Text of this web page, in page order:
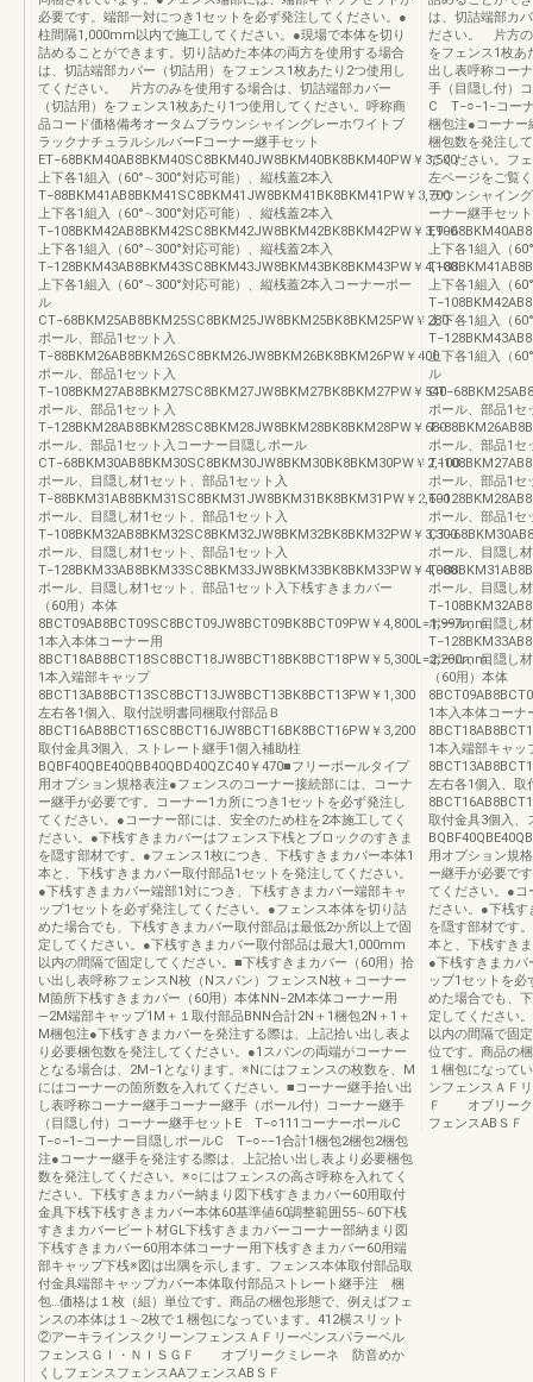
必要です。端部一対につき1セットを必ず発注してください。●
柱間隔1,000mm以内で施工してください。●現場で本体を切り
詰めることができます。切り詰めた本体の両方を使用する場合
は、切詰端部カバー（切詰用）をフェンス1枚あたり2つ使用し
てください。 片方のみを使用する場合は、切詰端部カバー
（切詰用）をフェンス1枚あたり1つ使用してください。呼称商
品コード価格備考オータムブラウンシャイングレーホワイトブ
ラックナチュラルシルバーFコーナー継手セット
ET−68BKM40AB8BKM40SC8BKM40JW8BKM40BK8BKM40PW￥3,500
上下各1組入（60°∼300°対応可能）、縦桟蓋2本入
T−88BKM41AB8BKM41SC8BKM41JW8BKM41BK8BKM41PW￥3,700
上下各1組入（60°∼300°対応可能）、縦桟蓋2本入
T−108BKM42AB8BKM42SC8BKM42JW8BKM42BK8BKM42PW￥3,900
上下各1組入（60°∼300°対応可能）、縦桟蓋2本入
T−128BKM43AB8BKM43SC8BKM43JW8BKM43BK8BKM43PW￥4,100
上下各1組入（60°∼300°対応可能）、縦桟蓋2本入コーナーポー
ル
CT−68BKM25AB8BKM25SC8BKM25JW8BKM25BK8BKM25PW￥280
ポール、部品1セット入
T−88BKM26AB8BKM26SC8BKM26JW8BKM26BK8BKM26PW￥400
ポール、部品1セット入
T−108BKM27AB8BKM27SC8BKM27JW8BKM27BK8BKM27PW￥540
ポール、部品1セット入
T−128BKM28AB8BKM28SC8BKM28JW8BKM28BK8BKM28PW￥680
ポール、部品1セット入コーナー目隠しポール
CT−68BKM30AB8BKM30SC8BKM30JW8BKM30BK8BKM30PW￥2,100
ポール、目隠し材1セット、部品1セット入
T−88BKM31AB8BKM31SC8BKM31JW8BKM31BK8BKM31PW￥2,600
ポール、目隠し材1セット、部品1セット入
T−108BKM32AB8BKM32SC8BKM32JW8BKM32BK8BKM32PW￥3,300
ポール、目隠し材1セット、部品1セット入
T−128BKM33AB8BKM33SC8BKM33JW8BKM33BK8BKM33PW￥4,000
ポール、目隠し材1セット、部品1セット入下桟すきまカバー
（60用）本体
8BCT09AB8BCT09SC8BCT09JW8BCT09BK8BCT09PW￥4,800L=1,997mm、
1本入本体コーナー用
8BCT18AB8BCT18SC8BCT18JW8BCT18BK8BCT18PW￥5,300L=2,200mm、
1本入端部キャップ
8BCT13AB8BCT13SC8BCT13JW8BCT13BK8BCT13PW￥1,300
左右各1個入、取付説明書同梱取付部品Ｂ
8BCT16AB8BCT16SC8BCT16JW8BCT16BK8BCT16PW￥3,200
取付金具3個入、ストレート継手1個入補助柱
BQBF40QBE40QBB40QBD40QZC40￥470■フリーポールタイプ
用オプション規格表注●フェンスのコーナー接続部には、コーナ
ー継手が必要です。コーナー1カ所につき1セットを必ず発注し
てください。●コーナー部には、安全のため柱を2本施工してく
ださい。●下桟すきまカバーはフェンス下桟とブロックのすきま
を隠す部材です。●フェンス1枚につき、下桟すきまカバー本体1
本と、下桟すきまカバー取付部品1セットを発注してください。
●下桟すきまカバー端部1対につき、下桟すきまカバー端部キャ
ップ1セットを必ず発注してください。●フェンス本体を切り詰
めた場合でも、下桟すきまカバー取付部品は最低2か所以上で固
定してください。●下桟すきまカバー取付部品は最大1,000mm
以内の間隔で固定してください。■下桟すきまカバー（60用）拾
い出し表呼称フェンスN枚（Nスパン）フェンスN枚＋コーナー
M箇所下桟すきまカバー（60用）本体NN−2M本体コーナー用
―2M端部キャップ1M＋１取付部品BNN合計2N＋1梱包2N＋1＋
M梱包注●下桟すきまカバーを発注する際は、上記拾い出し表よ
り必要梱包数を発注してください。●1スパンの両端がコーナー
となる場合は、2M−1となります。※Nにはフェンスの枚数を、M
にはコーナーの箇所数を入れてください。■コーナー継手拾い出
し表呼称コーナー継手コーナー継手（ポール付）コーナー継手
（目隠し付）コーナー継手セットE T−○111コーナーポールC
T−○−1−コーナー目隠しポールC T−○−−1合計1梱包2梱包2梱包
注●コーナー継手を発注する際は、上記拾い出し表より必要梱包
数を発注してください。※○にはフェンスの高さ呼称を入れてく
ださい。下桟すきまカバー納まり図下桟すきまカバー60用取付
金具下桟下桟すきまカバー本体60基準値60調整範囲55∼60下桟
すきまカバービート材GL下桟すきまカバーコーナー部納まり図
下桟すきまカバー60用本体コーナー用下桟すきまカバー60用端
部キャップ下桟※図は出隅を示します。フェンス本体取付部品取
付金具端部キャップカバー本体取付部品ストレート継手注 梱
包…価格は１枚（組）単位です。商品の梱包形態で、例えばフェ
ンスの本体は１∼2枚で１梱包になっています。412横スリット
②アーキラインスクリーンフェンスＡＦリーベンスパラーベル
フェンスＧＩ・ＮＩＳＧＦ オブリークミレーネ 防音めか
くしフェンスフェンスAAフェンスABＳＦ
は、切詰端部カ
ださい。 片方の
をフェンス1枚あ
出し表呼称コー
手（目隠し付）
C T−○−1−コー
梱包注●コーナー
梱包数を発注し
てください。フ
左ページをご覧
ラウンシャイン
ーナー継手セット
上下各1組入（
上下各1組入（
上下各1組入（
上下各1組入（
ル
ポール、部品1セ
ポール、部品1セ
ポール、部品1セ
ポール、部品1セ
ポール、目隠し
ポール、目隠し
ポール、目隠し
ポール、目隠し
（60用）本体
1本入本体コーナ
1本入端部キャッ
左右各1個入、取
取付金具3個入、
用オプション規
ー継手が必要で
てください。●コ
ださい。●下桟す
を隠す部材です
本と、下桟すき
●下桟すきまカバ
ップ1セットを
めた場合でも、
定してください
以内の間隔で固
位です。商品の
１梱包になって
ンフェンスＡＦ
Ｆ オブリーク
フェンスABＳＦ